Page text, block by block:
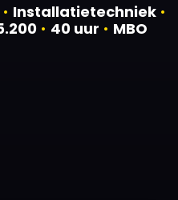
• Installatietechniek •
• 40 uur • MBO